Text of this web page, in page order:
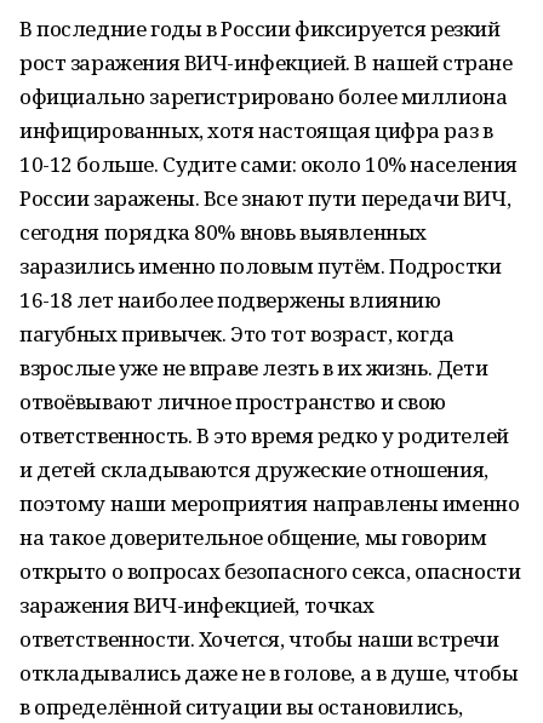
В последние годы в России фиксируется резкий
рост заражения ВИЧ-инфекцией. В нашей стране
официально зарегистрировано более миллиона
инфицированных, хотя настоящая цифра раз в
10-12 больше. Судите сами: около 10% населения
России заражены. Все знают пути передачи ВИЧ,
сегодня порядка 80% вновь выявленных
заразились именно половым путём. Подростки
16-18 лет наиболее подвержены влиянию
пагубных привычек. Это тот возраст, когда
взрослые уже не вправе лезть в их жизнь. Дети
отвоёвывают личное пространство и свою
ответственность. В это время редко у родителей
и детей складываются дружеские отношения,
поэтому наши мероприятия направлены именно
на такое доверительное общение, мы говорим
открыто о вопросах безопасного секса, опасности
заражения ВИЧ-инфекцией, точках
ответственности. Хочется, чтобы наши встречи
откладывались даже не в голове, а в душе, чтобы
в определённой ситуации вы остановились,